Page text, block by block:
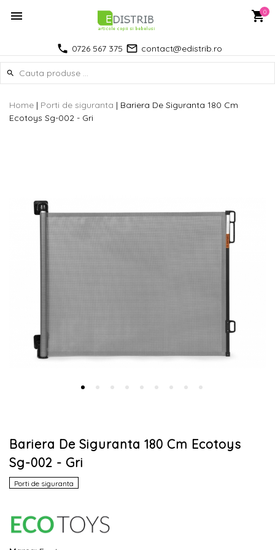
0
0726 567 375 contact@edistrib.ro
Home | Porti de siguranta | Bariera De Siguranta 180 Cm
Ecotoys Sg-002 - Gri
Bariera De Siguranta 180 Cm Ecotoys
Sg-002 - Gri
Porti de siguranta